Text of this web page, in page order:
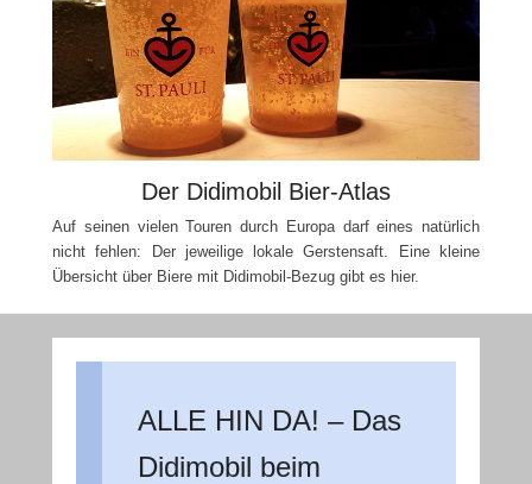
Der Didimobil Bier-Atlas
Auf seinen vielen Touren durch Europa darf eines natürlich
nicht fehlen: Der jeweilige lokale Gerstensaft. Eine kleine
Übersicht über Biere mit Didimobil-Bezug gibt es hier.
ALLE HIN DA! – Das
Didimobil beim